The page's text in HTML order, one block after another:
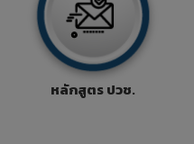
หลักสูตร ปวช.